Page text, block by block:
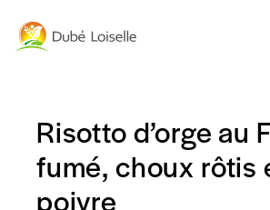
Risotto d’orge au
fumé, choux rôtis
poivre